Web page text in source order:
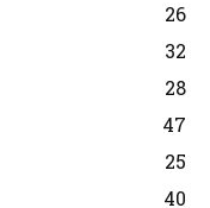
26
32
28
47
25
40